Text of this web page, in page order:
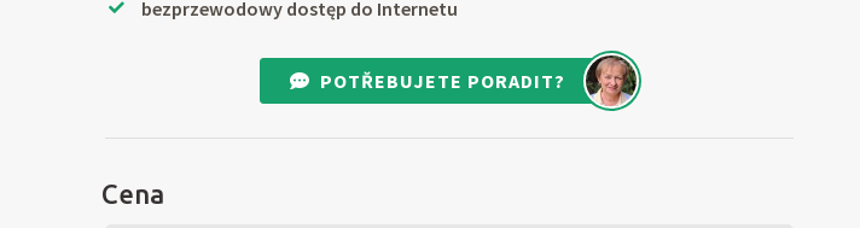
bezprzewodowy dostęp do Internetu
POTŘEBUJETE PORADIT?
Cena